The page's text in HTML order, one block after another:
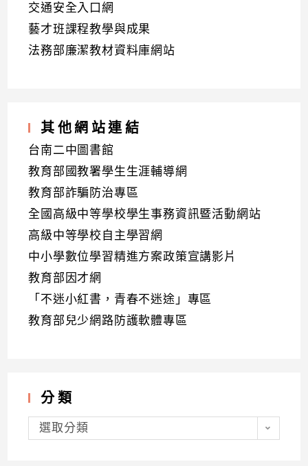
交通安全入口網
藝才班課程教學與成果
法務部廉潔教材資料庫網站
其他網站連結
台南二中圖書館
教育部國教署學生生涯輔導網
教育部詐騙防治專區
全國高級中等學校學生事務資訊暨活動網站
高級中等學校自主學習網
中小學數位學習精進方案政策宣講影片
教育部因才網
「不迷小紅書，青春不迷途」專區
教育部兒少網路防護軟體專區
分類
分
類選取分類